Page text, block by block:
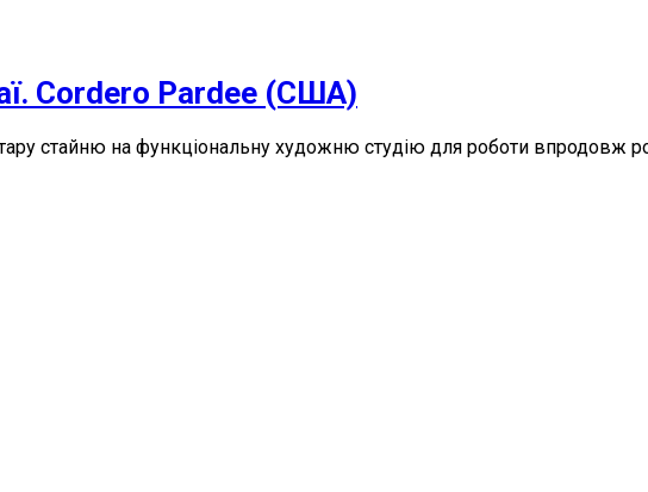
Cordero Pardee (США)
стайню на функціональну художню студію для роботи впродовж